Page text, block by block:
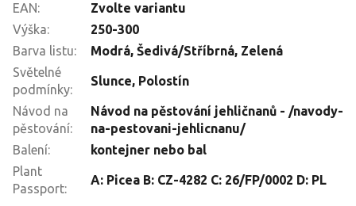
EAN:
Zvolte variantu
Výška:
250-300
Barva listu:
Modrá, Šedivá/Stříbrná, Zelená
Světelné
podmínky:
Slunce, Polostín
Návod na
pěstování:
Návod na pěstování jehličnanů - /navody-
na-pestovani-jehlicnanu/
Balení:
kontejner nebo bal
Plant
Passport:
A: Picea B: CZ-4282 C: 26/FP/0002 D: PL